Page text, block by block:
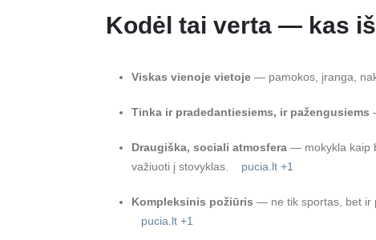
Kodėl tai verta — kas
Viskas vienoje vietoje — pamokos, įranga,
Tinka ir pradedantiesiems, ir pažengusiems
Draugiška, sociali atmosfera — mokykla kaip
važiuoti į stovyklas.
pucia.lt +1
Kompleksinis požiūris — ne tik sportas, bet ir
pucia.lt +1